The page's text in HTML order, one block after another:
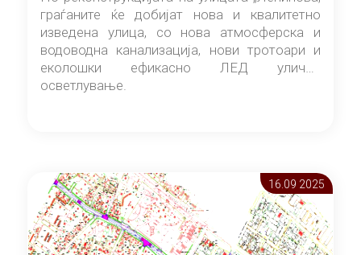
граѓаните ќе добијат нова и квалитетно
изведена улица, со нова атмосферска и
водоводна канализација, нови тротоари и
еколошки ефикасно ЛЕД улично
осветлување.
16.09 2025